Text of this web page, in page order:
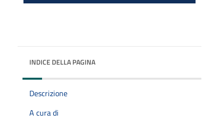
INDICE DELLA PAGINA
Descrizione
A cura di